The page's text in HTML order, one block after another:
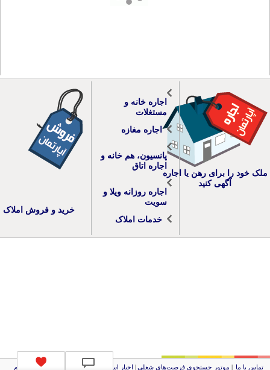
ملک خود را برای رهن یا اجاره
آگهی کنید
اجاره خانه و
مستغلات
اجاره مغازه
پانسیون، هم خانه و
اجاره اتاق
اجاره روزانه ویلا و
سویت
خدمات املاک
خرید و فروش املاک
تماس با ما موتور جستجوی فرصت‌های شغلی اخبار استخدام |استخدام‌های دولتی| استخدام‌